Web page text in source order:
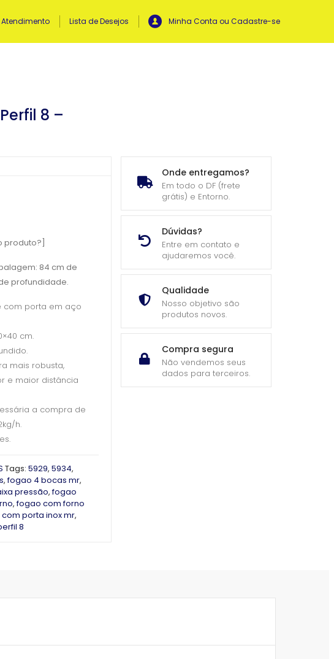
Atendimento Lista de Desejos Minha Conta ou Cadastre-se
8 –
Onde entregamos?
Em todo o DF (frete
grátis) e Entorno.
Dúvidas?
Entre em contato e
ajudaremos você.
Qualidade
Nosso objetivo são
produtos novos.
Compra segura
Não vendemos seus
dados para terceiros.
produto?]
84 cm de
de profundidade.
com porta em aço
cm.
mais robusta,
e maior distância
a compra de
h.
Tags: 5929, 5934,
,fogao 4 bocas mr,
pressão,fogao
,fogao com forno
porta inox mr,
8